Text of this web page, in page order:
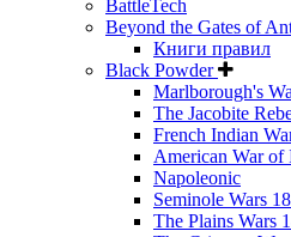
BattleTech
Beyond the Gates of
Книги правил
Black Powder
Marlborough's
The Jacobite
French Indian
American War of
Napoleonic
Seminole Wars
The Plains Wars